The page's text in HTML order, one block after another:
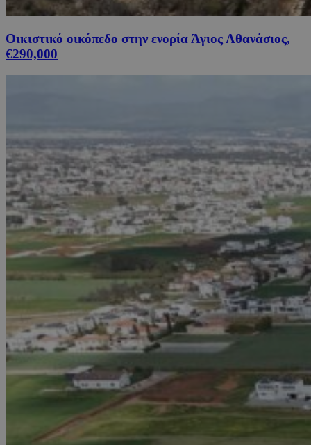
Οικιστικό οικόπεδο στην ενορία Άγιος Αθανάσιος,
€290,000